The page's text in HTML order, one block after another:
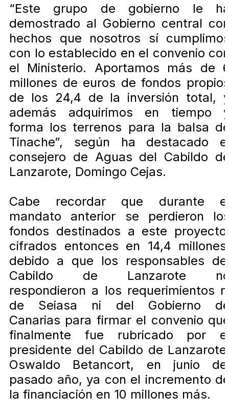
“Este grupo de gobierno le
demostrado al Gobierno central
hechos que nosotros sí
con lo establecido en el convenio
el Ministerio. Aportamos más de
millones de euros de fondos
de los 24,4 de la inversión total,
además adquirimos en tiempo
forma los terrenos para la balsa
Tinache”, según ha destacado
consejero de Aguas del Cabildo
Lanzarote, Domingo Cejas.
Cabe recordar que durante
mandato anterior se perdieron
fondos destinados a este
cifrados entonces en 14,4
debido a que los responsables
Cabildo de Lanzarote
respondieron a los requerimientos
de Seiasa ni del Gobierno
Canarias para firmar el convenio
finalmente fue rubricado por
presidente del Cabildo de
Oswaldo Betancort, en junio
pasado año, ya con el incremento
la financiación en 10 millones más.